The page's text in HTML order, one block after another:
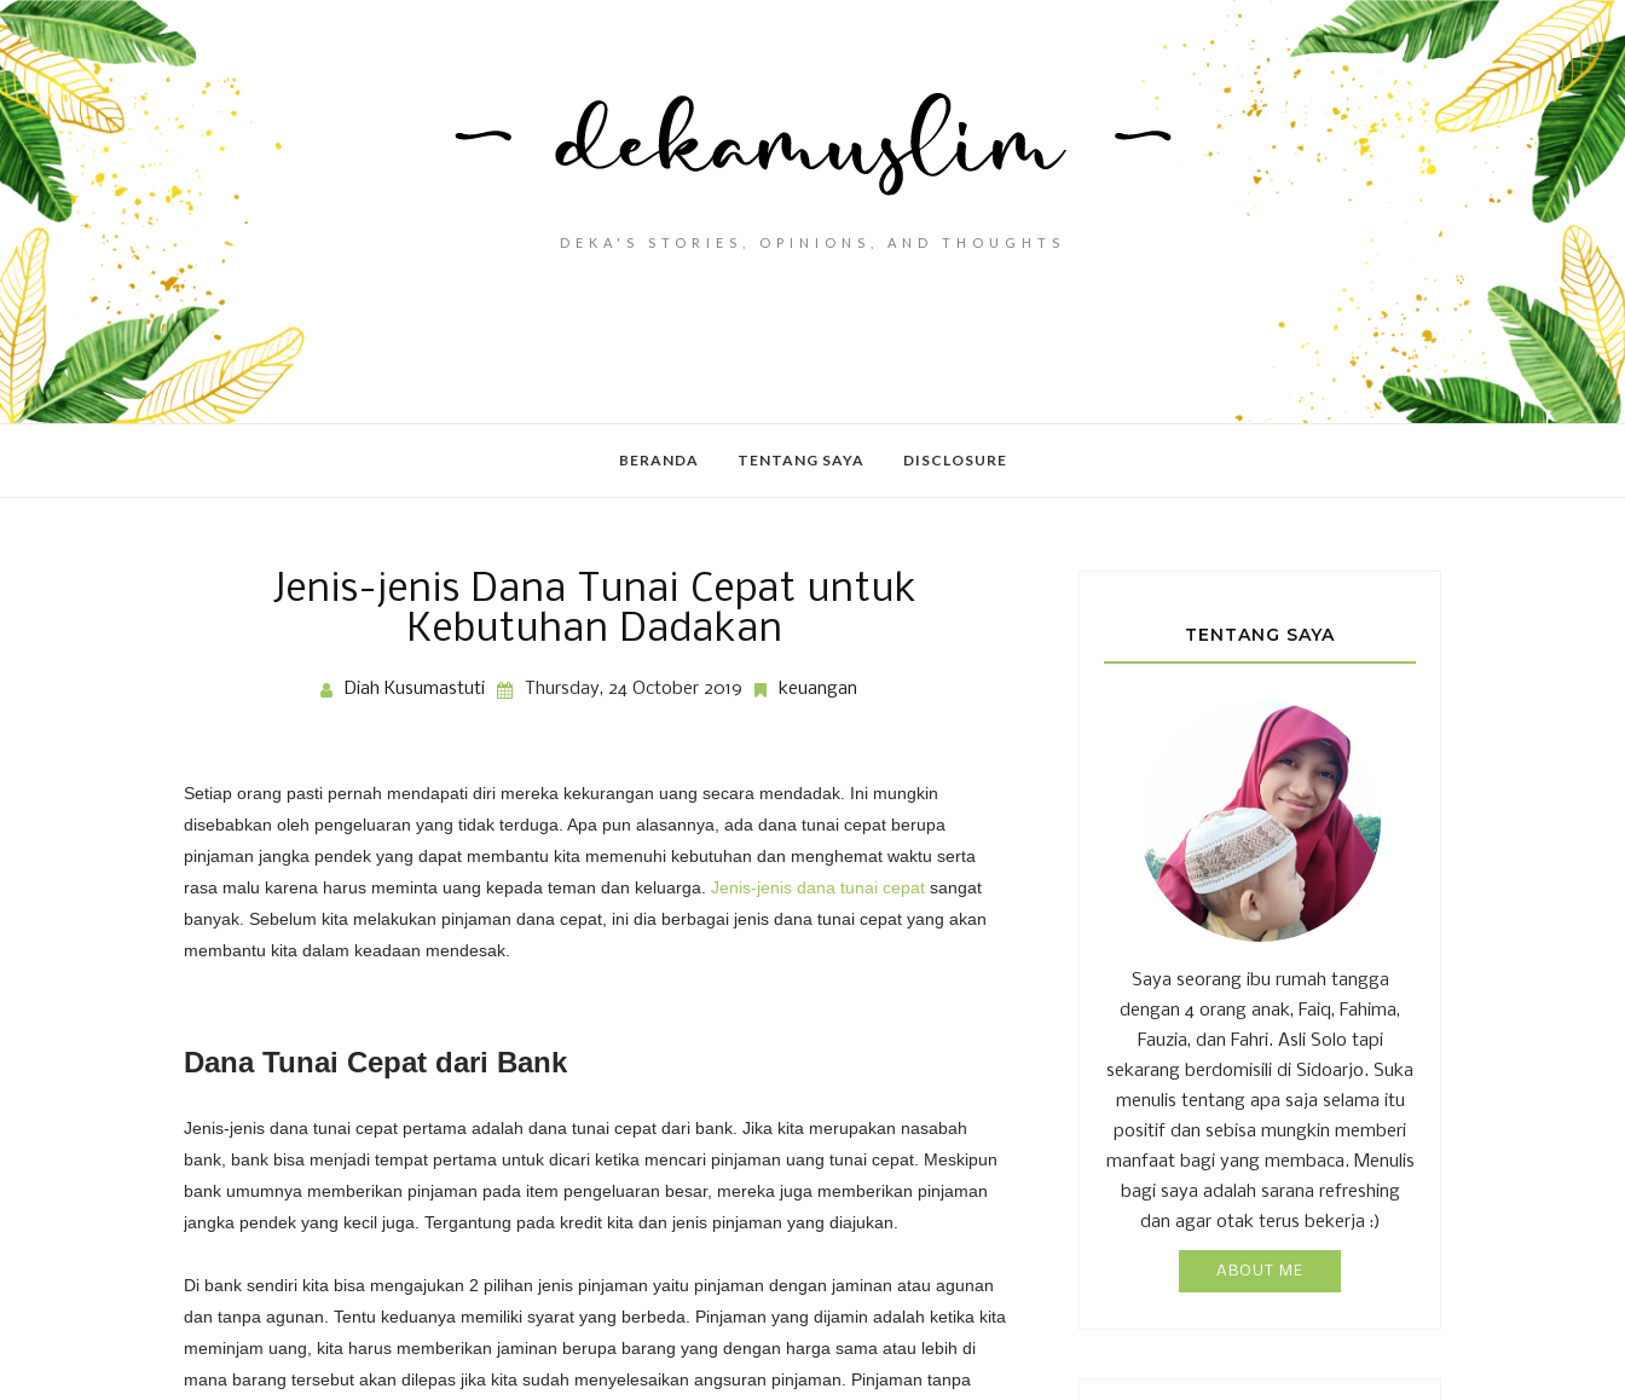
DEKA'S STORIES, OPINIONS, AND THOUGHTS
BERANDA TENTANG SAYA DISCLOSURE
Jenis-jenis Dana Tunai Cepat untuk
Kebutuhan Dadakan
Diah Kusumastuti Thursday, 24 October 2019 keuangan
Setiap orang pasti pernah mendapati diri mereka kekurangan uang secara mendadak. Ini mungkin
disebabkan oleh pengeluaran yang tidak terduga. Apa pun alasannya, ada dana tunai cepat berupa
pinjaman jangka pendek yang dapat membantu kita memenuhi kebutuhan dan menghemat waktu serta
rasa malu karena harus meminta uang kepada teman dan keluarga. Jenis-jenis dana tunai cepat sangat
banyak. Sebelum kita melakukan pinjaman dana cepat, ini dia berbagai jenis dana tunai cepat yang akan
membantu kita dalam keadaan mendesak.
Dana Tunai Cepat dari Bank
Jenis-jenis dana tunai cepat pertama adalah dana tunai cepat dari bank. Jika kita merupakan nasabah
bank, bank bisa menjadi tempat pertama untuk dicari ketika mencari pinjaman uang tunai cepat. Meskipun
bank umumnya memberikan pinjaman pada item pengeluaran besar, mereka juga memberikan pinjaman
jangka pendek yang kecil juga. Tergantung pada kredit kita dan jenis pinjaman yang diajukan.
Di bank sendiri kita bisa mengajukan 2 pilihan jenis pinjaman yaitu pinjaman dengan jaminan atau agunan
dan tanpa agunan. Tentu keduanya memiliki syarat yang berbeda. Pinjaman yang dijamin adalah ketika kita
meminjam uang, kita harus memberikan jaminan berupa barang yang dengan harga sama atau lebih di
mana barang tersebut akan dilepas jika kita sudah menyelesaikan angsuran pinjaman. Pinjaman tanpa
TENTANG SAYA
Saya seorang ibu rumah tangga
dengan 4 orang anak, Faiq, Fahima,
Fauzia, dan Fahri. Asli Solo tapi
sekarang berdomisili di Sidoarjo. Suka
menulis tentang apa saja selama itu
positif dan sebisa mungkin memberi
manfaat bagi yang membaca. Menulis
bagi saya adalah sarana refreshing
dan agar otak terus bekerja :)
ABOUT ME